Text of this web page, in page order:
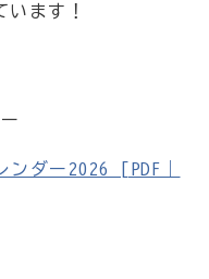
ます！
ンダー2026 [PDF｜